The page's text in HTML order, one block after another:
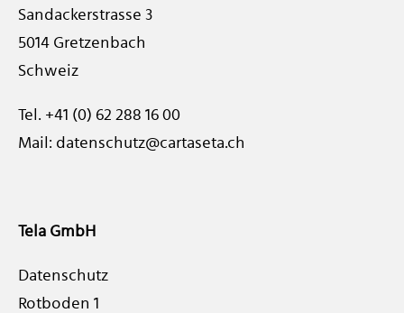
Sandackerstrasse 3
5014 Gretzenbach
Schweiz
Tel. +41 (0) 62 288 16 00
Mail: datenschutz@cartaseta.ch
Tela GmbH
Datenschutz
Rotboden 1